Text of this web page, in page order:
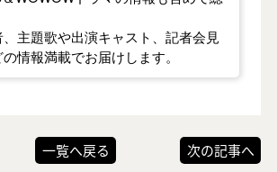
主題歌や出演キャスト、記者会見
情報満載でお届けします。
一覧へ戻る 次の記事へ